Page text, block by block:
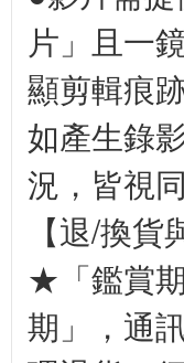
片」且一
顯剪輯痕
如產生錄
況，皆視
【退/換貨
★「鑑賞
期」，通